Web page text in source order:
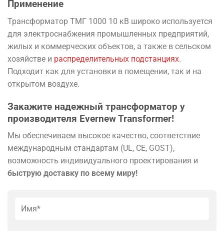
Применение
Трансформатор ТМГ 1000 10 кВ широко используется
для электроснабжения промышленных предприятий,
жилых и коммерческих объектов, а также в сельском
хозяйстве и распределительных подстанциях.
Подходит как для установки в помещении, так и на
открытом воздухе.
Закажите надежный трансформатор у
производителя Evernew Transformer!
Мы обеспечиваем высокое качество, соответствие
международным стандартам (UL, CE, GOST),
возможность индивидуального проектирования и
быструю доставку по всему миру!